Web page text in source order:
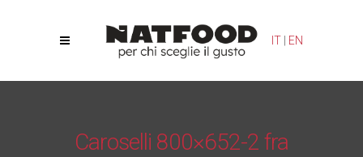
IT EN
Caroselli 800×652-2 fra
Le tue preferenze relative alla privacy